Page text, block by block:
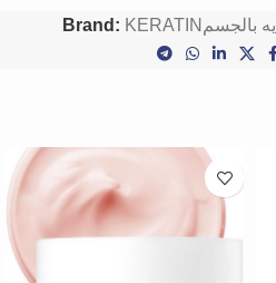
بالجسم Brand: KERATIN